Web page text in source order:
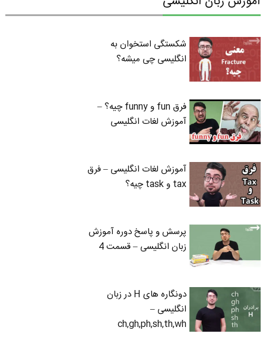
شکستگی استخوان به
انگلیسی چی میشه؟
فرق fun و funny چیه؟ –
آموزش لغات انگلیسی
آموزش لغات انگلیسی – فرق
tax و task چیه؟
پرسش و پاسخ دوره آموزش
زبان انگلیسی – قسمت 4
دونگاره های H در زبان
انگلیسی –
ch,gh,ph,sh,th,wh